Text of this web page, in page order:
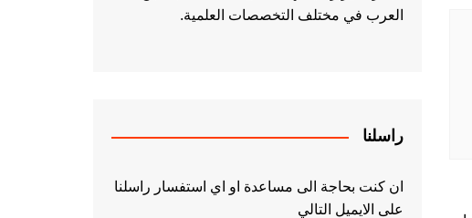
العرب في مختلف التخصصات العلمية.
راسلنا
ان كنت بحاجة الى مساعدة او اي استفسار راسلنا
على الايميل التالي